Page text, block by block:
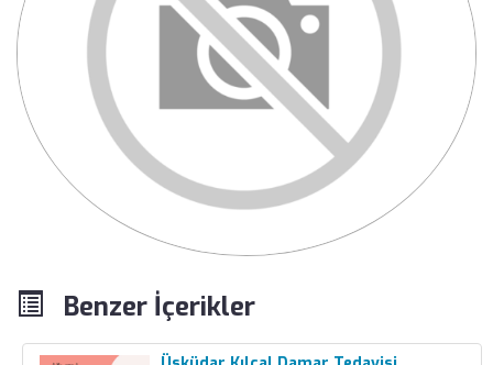
Benzer İçerikler